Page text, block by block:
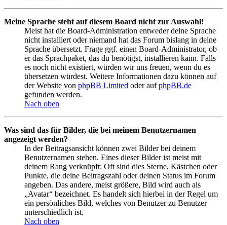
Meine Sprache steht auf diesem Board nicht zur Auswahl!
Meist hat die Board-Administration entweder deine Sprache
nicht installiert oder niemand hat das Forum bislang in deine
Sprache übersetzt. Frage ggf. einen Board-Administrator, ob
er das Sprachpaket, das du benötigst, installieren kann. Falls
es noch nicht existiert, würden wir uns freuen, wenn du es
übersetzen würdest. Weitere Informationen dazu können auf
der Website von phpBB Limited oder aufphpBB.de
gefunden werden.
Nach oben
Was sind das für Bilder, die bei meinem Benutzernamen
angezeigt werden?
In der Beitragsansicht können zwei Bilder bei deinem
Benutzernamen stehen. Eines dieser Bilder ist meist mit
deinem Rang verknüpft: Oft sind dies Sterne, Kästchen oder
Punkte, die deine Beitragszahl oder deinen Status im Forum
angeben. Das andere, meist größere, Bild wird auch als
„Avatar“ bezeichnet. Es handelt sich hierbei in der Regel um
ein persönliches Bild, welches von Benutzer zu Benutzer
unterschiedlich ist.
Nach oben